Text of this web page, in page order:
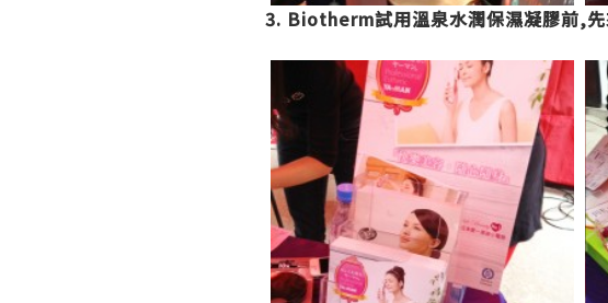
3. Biotherm試用溫泉水潤保濕凝膠前,